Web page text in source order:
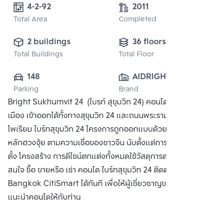
4-2-92
Total Area
2011
Completed
2 buildings
Total Buildings
36 floors
Total Floor
148
Parking
AIDRIGHT
HOIDINGS CO.,
LTD.
Brand
Bright Sukhumvit 24 (ไบรท์ สุขุมวิท 24) คอนโดหรูใจกลาง
เมือง เข้าออกได้ทั้งทางสุขุมวิท 24 และถนนพระราม 4 ใกล้ ดิ เอ็ม
โพเรียม ไบร์ทสุขุมวิท 24 โครงการถูกออกแบบด้วยพื้นฐานตาม
หลักฮวงจุ้ย ตามความเชื่อของชาวจีน นับตั้งแต่การเลือกทำเลที่
ตั้ง โครงสร้าง การดีไซน์ตกแต่งทั้งหมดใช้วัสดุการตกแต่งอย่างดี
สนใจ ซื้อ ขายหรือ เช่า คอนโด ไบร์ทสุขุมวิท 24 ติดต่อหาเรา
Bangkok CitiSmart ได้ทันที เพื่อให้ผู้เชี่ยวชาญของเราได้
แนะนำคอนโดให้กับท่าน